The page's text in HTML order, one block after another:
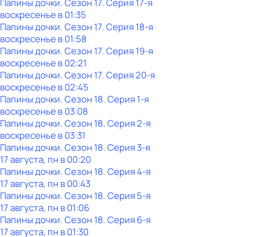
Папины дочки. Сезон 17. Серия 17-я
воскресенье в01:35
Папины дочки. Сезон 17. Серия 18-я
воскресенье в01:58
Папины дочки. Сезон 17. Серия 19-я
воскресенье в02:21
Папины дочки. Сезон 17. Серия 20-я
воскресенье в02:45
Папины дочки. Сезон 18. Серия 1-я
воскресенье в03:08
Папины дочки. Сезон 18. Серия 2-я
воскресенье в03:31
Папины дочки. Сезон 18. Серия 3-я
17 августа, пн в 00:20
Папины дочки. Сезон 18. Серия 4-я
17 августа, пн в 00:43
Папины дочки. Сезон 18. Серия 5-я
17 августа, пн в 01:06
Папины дочки. Сезон 18. Серия 6-я
17 августа, пн в 01:30